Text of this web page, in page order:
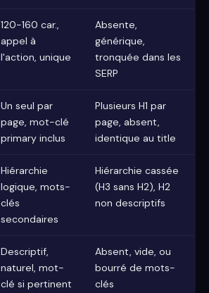
120-160 car.,
appel à
l'action, unique
Absente,
générique,
tronquée dans les
SERP
Un seul par
page, mot-clé
primary inclus
Plusieurs H1 par
page, absent,
identique au title
Hiérarchie
logique, mots-
clés
secondaires
Hiérarchie cassée
(H3 sans H2), H2
non descriptifs
Descriptif,
naturel, mot-
clé si pertinent
Absent, vide, ou
bourré de mots-
clés